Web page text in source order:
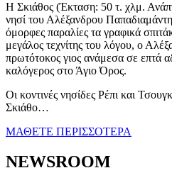
Η Σκιάθος (Έκταση: 50 τ. χλμ.
νησί του Αλέξανδρου Παπαδιαμάντη
όμορφες παραλίες τα γραφικά
μεγάλος τεχνίτης του λόγου, ο
πρωτότοκος γιος ανάμεσα σε επτά
καλόγερος στο Άγιο Όρος.
Οι κοντινές νησίδες Ρέπι και
Σκιάθο…
ΜΑΘΕΤΕ ΠΕΡΙΣΣΟΤΕΡΑ
NEWSROOM